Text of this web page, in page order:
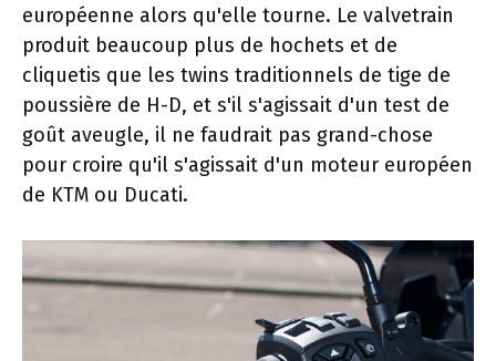
européenne alors qu'elle tourne. Le valvetrain
produit beaucoup plus de hochets et de
cliquetis que les twins traditionnels de tige de
poussière de H-D, et s'il s'agissait d'un test de
goût aveugle, il ne faudrait pas grand-chose
pour croire qu'il s'agissait d'un moteur européen
de KTM ou Ducati.